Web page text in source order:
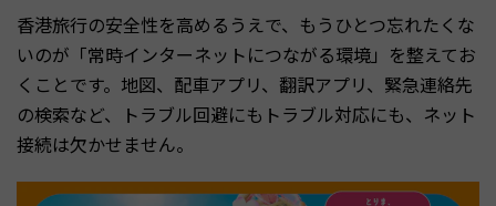
香港旅行の安全性を高めるうえで、もうひとつ忘れたくな
いのが「常時インターネットにつながる環境」を整えてお
くことです。地図、配車アプリ、翻訳アプリ、緊急連絡先
の検索など、トラブル回避にもトラブル対応にも、ネット
接続は欠かせません。